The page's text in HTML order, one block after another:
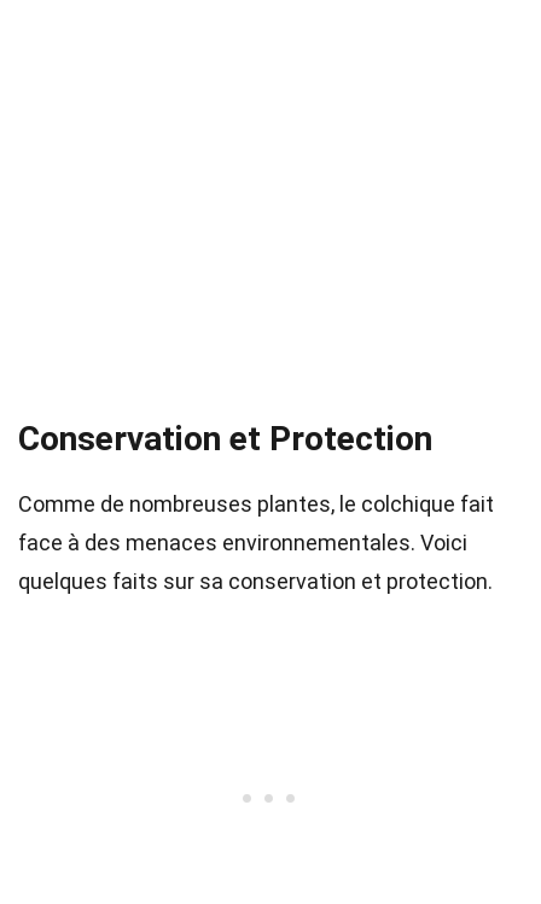
Conservation et Protection
Comme de nombreuses plantes, le colchique fait
face à des menaces environnementales. Voici
quelques faits sur sa conservation et protection.